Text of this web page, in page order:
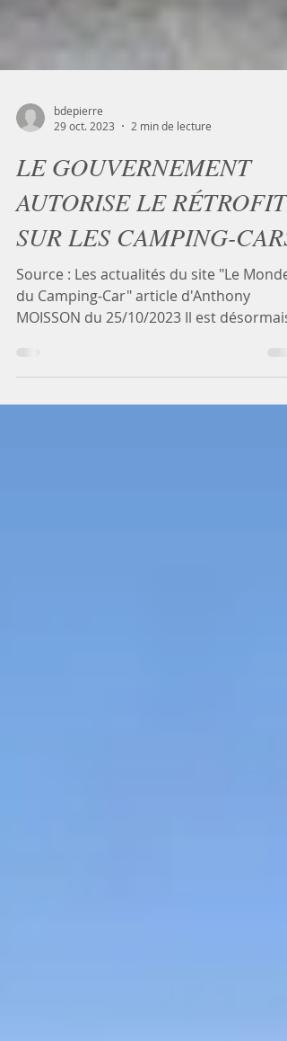
29 oct. 2023
2 min de lecture
LE GOUVERNEMENT
AUTORISE LE RÉTROFIT
SUR LES CAMPING-CARS
Source : Les actualités du site "Le Monde
possible de changer...